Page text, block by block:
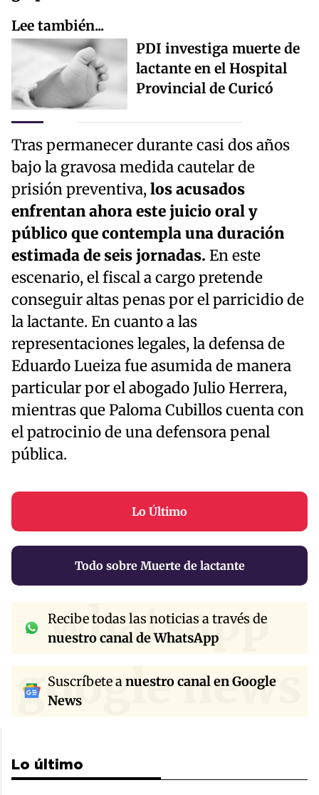
Lee también...
PDI investiga muerte de
lactante en el Hospital
Provincial de Curicó
Tras permanecer durante casi dos años
bajo la gravosa medida cautelar de
prisión preventiva,los acusados
enfrentan ahora este juicio oral y
público que contempla una duración
estimada de seis jornadas. En este
escenario, el fiscal a cargo pretende
conseguir altas penas por el parricidio de
la lactante. En cuanto a las
representaciones legales, la defensa de
Eduardo Lueiza fue asumida de manera
particular por el abogado Julio Herrera,
mientras que Paloma Cubillos cuenta con
el patrocinio de una defensora penal
pública.
Lo Último
Todo sobre Muerte de lactante
whatsapp
Recibe todas las noticias a través de
nuestro canal de WhatsApp
google news
Suscríbete anuestro canal en Google
News
Lo último